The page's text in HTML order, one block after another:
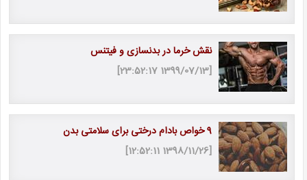
نقش خرما در بدنسازی و فیتنس
[1399/07/13 23:52:17]
9 خواص بادام درختی برای سلامتی بدن
[1398/11/26 12:52:11]